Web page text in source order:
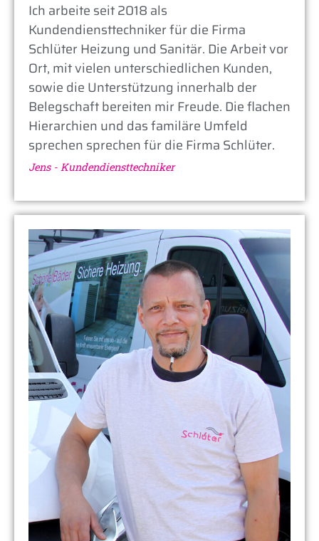
Ich arbeite seit 2018 als
Kundendiensttechniker für die Firma
Schlüter Heizung und Sanitär. Die Arbeit vor
Ort, mit vielen unterschiedlichen Kunden,
sowie die Unterstützung innerhalb der
Belegschaft bereiten mir Freude. Die flachen
Hierarchien und das familäre Umfeld
sprechen sprechen für die Firma Schlüter.
Jens - Kundendiensttechniker